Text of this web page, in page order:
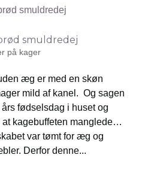
smuldredej
på kager
æg er med en skøn
mild af kanel. Og sagen
fødselsdag i huset og
kagebuffeten manglede…
var tømt for æg og
Derfor denne...